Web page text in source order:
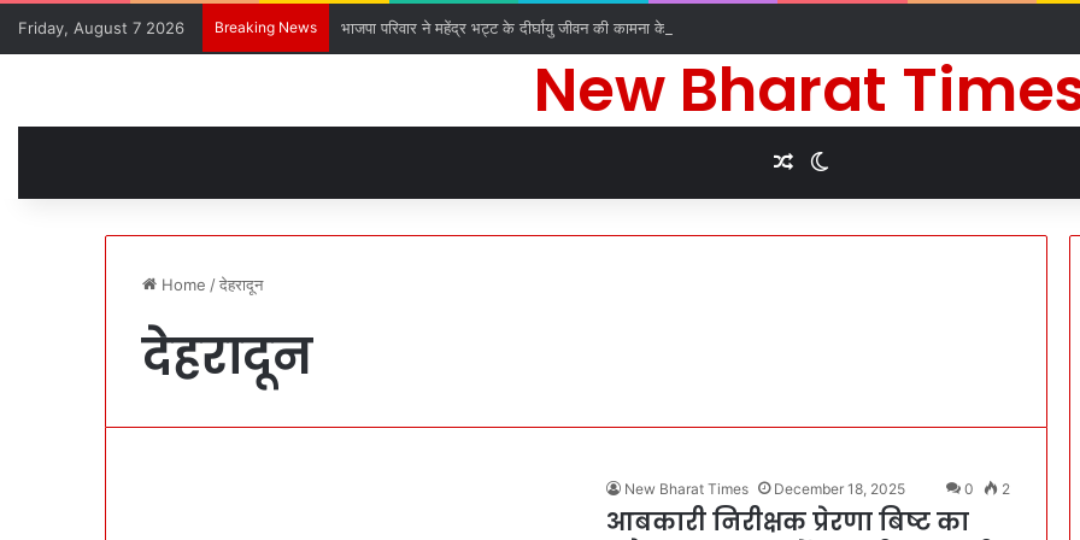
Friday, August 7 2026 Breaking News भाजपा परिवार ने महेंद्र भट्ट के दीर्घायु जीवन की कामना के लिए किए धार्मिक अनुष्ठान
New Bharat
Random Article
Home /देहरादून
देहरादून
New Bharat Times December 18, 2025 0 2
आबकारी निरीक्षक प्रेरणा बिष्ट का